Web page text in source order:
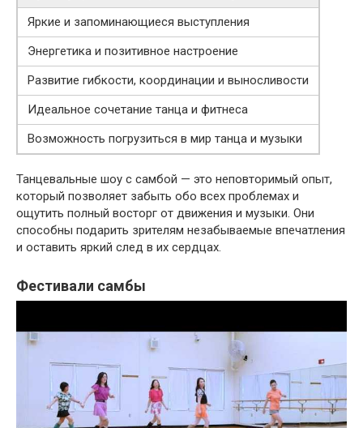
Яркие и запоминающиеся выступления
Энергетика и позитивное настроение
Развитие гибкости, координации и выносливости
Идеальное сочетание танца и фитнеса
Возможность погрузиться в мир танца и музыки
Танцевальные шоу с самбой — это неповторимый опыт,
который позволяет забыть обо всех проблемах и
ощутить полный восторг от движения и музыки. Они
способны подарить зрителям незабываемые впечатления
и оставить яркий след в их сердцах.
Фестивали самбы